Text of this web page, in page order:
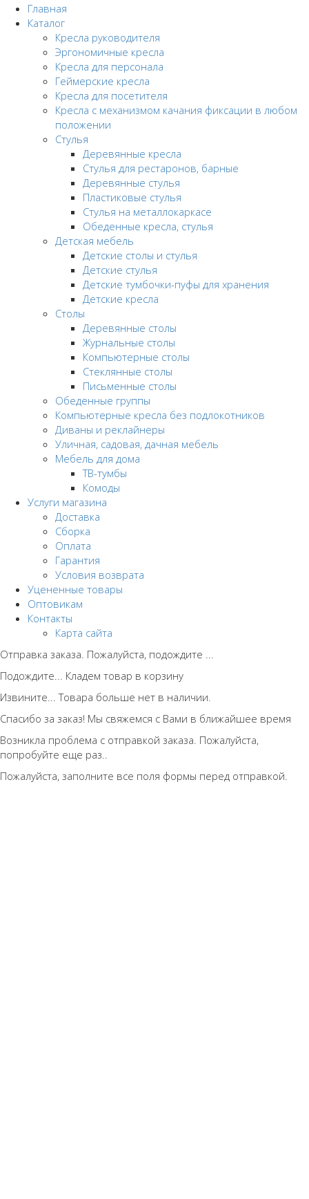
Главная
Каталог
Кресла руководителя
Эргономичные кресла
Кресла для персонала
Геймерские кресла
Кресла для посетителя
Кресла с механизмом качания фиксации в любом
положении
Стулья
Деревянные кресла
Стулья для рестаронов, барные
Деревянные стулья
Пластиковые стулья
Стулья на металлокаркасе
Обеденные кресла, стулья
Детская мебель
Детские столы и стулья
Детские стулья
Детские тумбочки-пуфы для хранения
Детские кресла
Столы
Деревянные столы
Журнальные столы
Компьютерные столы
Стеклянные столы
Письменные столы
Обеденные группы
Компьютерные кресла без подлокотников
Диваны и реклайнеры
Уличная, садовая, дачная мебель
Мебель для дома
ТВ-тумбы
Комоды
Услуги магазина
Доставка
Сборка
Оплата
Гарантия
Условия возврата
Уцененные товары
Оптовикам
Контакты
Карта сайта
Отправка заказа. Пожалуйста, подождите ...
Подождите... Кладем товар в корзину
Извините... Товара больше нет в наличии.
Спасибо за заказ! Мы свяжемся с Вами в ближайшее время
Возникла проблема с отправкой заказа. Пожалуйста,
попробуйте еще раз..
Пожалуйста, заполните все поля формы перед отправкой.